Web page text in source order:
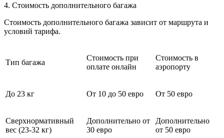
4. Стоимость дополнительного багажа
Стоимость дополнительного багажа зависит от маршрута и
условий тарифа.
Тип багажа
Стоимость при
оплате онлайн
Стоимость в
аэропорту
До 23 кг От 10 до 50 евро От 50 евро
Сверхнормативный
вес (23-32 кг)
Дополнительно от
30 евро
Дополнительно
от 50 евро